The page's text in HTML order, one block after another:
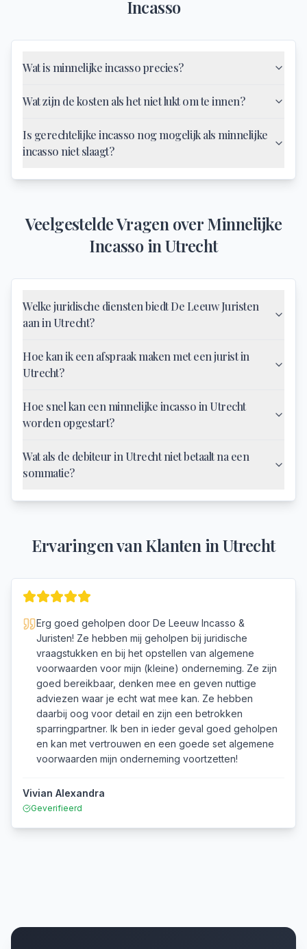
Incasso
Wat is minnelijke incasso precies?
Wat zijn de kosten als het niet lukt om te innen?
Is gerechtelijke incasso nog mogelijk als minnelijke
incasso niet slaagt?
Veelgestelde Vragen overMinnelijke
IncassoinUtrecht
Welke juridische diensten biedt De Leeuw Juristen
aan in Utrecht?
Hoe kan ik een afspraak maken met een jurist in
Utrecht?
Hoe snel kan een minnelijke incasso in Utrecht
worden opgestart?
Wat als de debiteur in Utrecht niet betaalt na een
sommatie?
Ervaringen van Klanten inUtrecht
Erg goed geholpen door De Leeuw Incasso &
Juristen! Ze hebben mij geholpen bij juridische
vraagstukken en bij het opstellen van algemene
voorwaarden voor mijn (kleine) onderneming. Ze zijn
goed bereikbaar, denken mee en geven nuttige
adviezen waar je echt wat mee kan. Ze hebben
daarbij oog voor detail en zijn een betrokken
sparringpartner. Ik ben in ieder geval goed geholpen
en kan met vertrouwen en een goede set algemene
voorwaarden mijn onderneming voortzetten!
Vivian Alexandra
Geverifieerd